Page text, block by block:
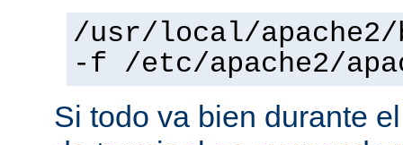
/usr/local/
-f /etc/apache2/
Si todo va bien durante